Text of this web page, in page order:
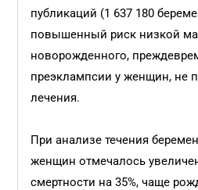
публикаций (1 637 180
повышенный риск низкой
новорожденного,
преэклампсии у женщин, не
лечения.
При анализе течения
женщин отмечалось
смертности на 35%, чаще